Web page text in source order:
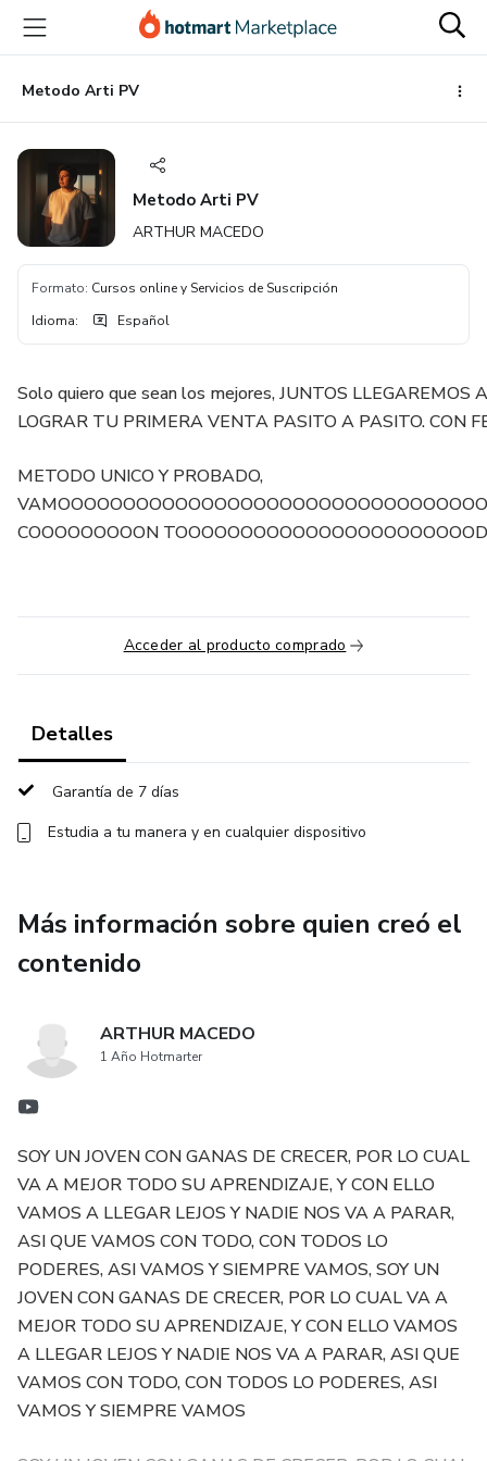
principal
página
de
página
Metodo Arti PV
Metodo Arti PV
ARTHUR MACEDO
Formato: Cursos online y Servicios de Suscripción
Idioma: Español
Solo quiero que sean los mejores, JUNTOS LLEGAREMOS A
LOGRAR TU PRIMERA VENTA PASITO A PASITO. CON
METODO UNICO Y PROBADO,
COOOOOOOOON
Acceder al producto comprado
Detalles
Garantía de 7 días
Estudia a tu manera y en cualquier dispositivo
Más información sobre quien creó el
contenido
ARTHUR MACEDO
1 Año Hotmarter
SOY UN JOVEN CON GANAS DE CRECER, POR LO CUAL
VA A MEJOR TODO SU APRENDIZAJE, Y CON ELLO
VAMOS A LLEGAR LEJOS Y NADIE NOS VA A PARAR,
ASI QUE VAMOS CON TODO, CON TODOS LO
PODERES, ASI VAMOS Y SIEMPRE VAMOS, SOY UN
JOVEN CON GANAS DE CRECER, POR LO CUAL VA A
MEJOR TODO SU APRENDIZAJE, Y CON ELLO VAMOS
A LLEGAR LEJOS Y NADIE NOS VA A PARAR, ASI QUE
VAMOS CON TODO, CON TODOS LO PODERES, ASI
VAMOS Y SIEMPRE VAMOS